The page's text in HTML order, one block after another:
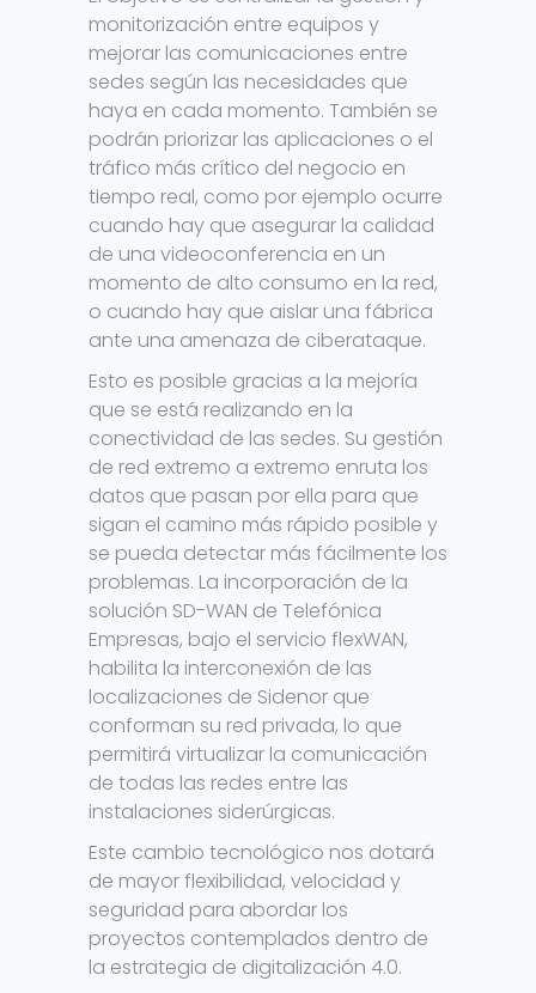
monitorización entre equipos y
mejorar las comunicaciones entre
sedes según las necesidades que
haya en cada momento. También se
podrán priorizar las aplicaciones o el
tráfico más crítico del negocio en
tiempo real, como por ejemplo ocurre
cuando hay que asegurar la calidad
de una videoconferencia en un
momento de alto consumo en la red,
o cuando hay que aislar una fábrica
ante una amenaza de ciberataque.
Esto es posible gracias a la mejoría
que se está realizando en la
conectividad de las sedes. Su gestión
de red extremo a extremo enruta los
datos que pasan por ella para que
sigan el camino más rápido posible y
se pueda detectar más fácilmente los
problemas. La incorporación de la
solución SD-WAN de Telefónica
Empresas, bajo el servicio flexWAN,
habilita la interconexión de las
localizaciones de Sidenor que
conforman su red privada, lo que
permitirá virtualizar la comunicación
de todas las redes entre las
instalaciones siderúrgicas.
Este cambio tecnológico nos dotará
de mayor flexibilidad, velocidad y
seguridad para abordar los
proyectos contemplados dentro de
la estrategia de digitalización 4.0.